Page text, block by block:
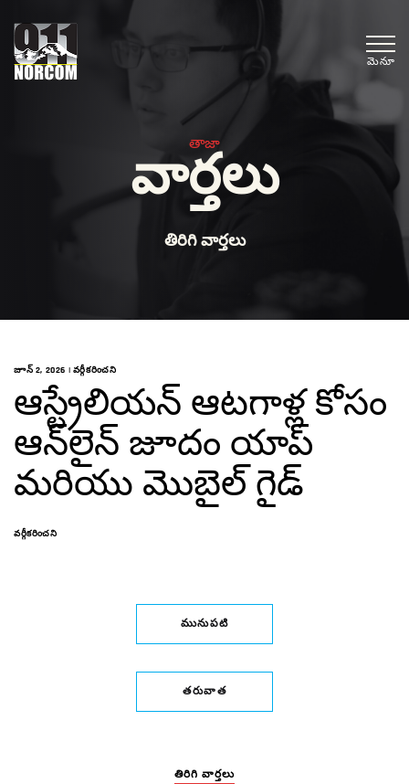
మెనూ
తాజా
వార్తలు
తిరిగి వార్తలు
జూన్ 2, 2026 | వర్గీకరించని
ఆస్ట్రేలియన్ ఆటగాళ్ల కోసం
ఆన్‌లైన్ జూదం యాప్
మరియు మొబైల్ గైడ్
వర్గీకరించని
మునుపటి
తరువాత
తిరిగి వార్తలు